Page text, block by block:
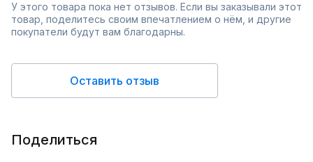
У этого товара пока нет отзывов. Если вы заказывали этот
товар, поделитесь своим впечатлением о нём, и другие
покупатели будут вам благодарны.
Оставить отзыв
Поделиться